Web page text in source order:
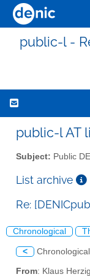
public-l -
public-l AT
Subject: Public
List archive
Re:
Chronological
< Chronological
From: Klaus